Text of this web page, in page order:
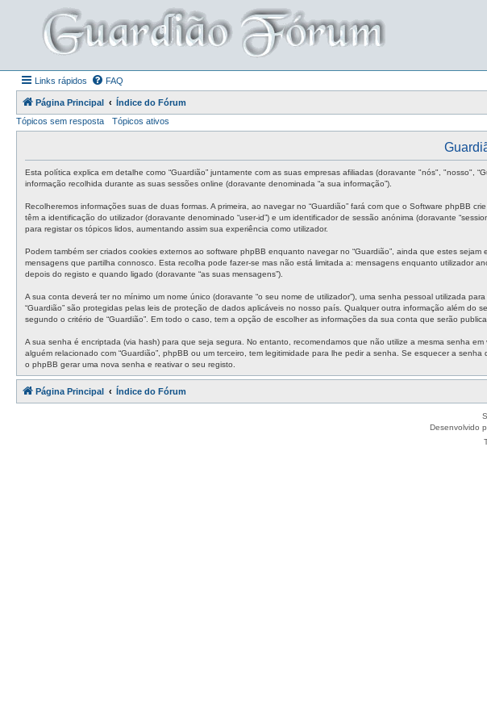
Links rápidos FAQ
Página Principal
Índice do Fórum
Tópicos sem resposta
Tópicos ativos
Esta política explica em detalhe como “Guardião” juntamente com as suas empresas afiliadas (doravante "nós", "nosso",
informação recolhida durante as suas sessões online (doravante denominada “a sua informação”).
Recolheremos informações suas de duas formas. A primeira, ao navegar no “Guardião” fará com que o Software phpBB
têm a identificação do utilizador (doravante denominado “user-id”) e um identificador de sessão anónima (doravante
para registar os tópicos lidos, aumentando assim sua experiência como utilizador.
Podem também ser criados cookies externos ao software phpBB enquanto navegar no “Guardião”, ainda que estes
mensagens que partilha connosco. Esta recolha pode fazer-se mas não está limitada a: mensagens enquanto utilizador
depois do registo e quando ligado (doravante “as suas mensagens”).
A sua conta deverá ter no mínimo um nome único (doravante “o seu nome de utilizador”), uma senha pessoal utilizada
“Guardião” são protegidas pelas leis de proteção de dados aplicáveis no nosso país. Qualquer outra informação além
segundo o critério de “Guardião”. Em todo o caso, tem a opção de escolher as informações da sua conta que serão
A sua senha é encriptada (via hash) para que seja segura. No entanto, recomendamos que não utilize a mesma senha
alguém relacionado com “Guardião”, phpBB ou um terceiro, tem legitimidade para lhe pedir a senha. Se esquecer a
o phpBB gerar uma nova senha e reativar o seu registo.
Página Principal Índice do Fórum
Desenvolvido